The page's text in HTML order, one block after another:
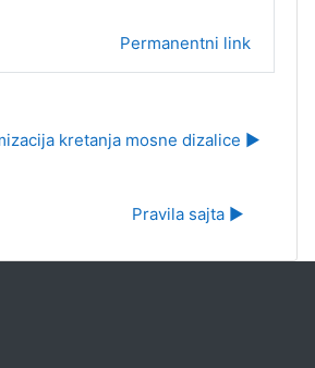
Permanentni link
kretanja mosne dizalice ▶︎
Pravila sajta ▶︎